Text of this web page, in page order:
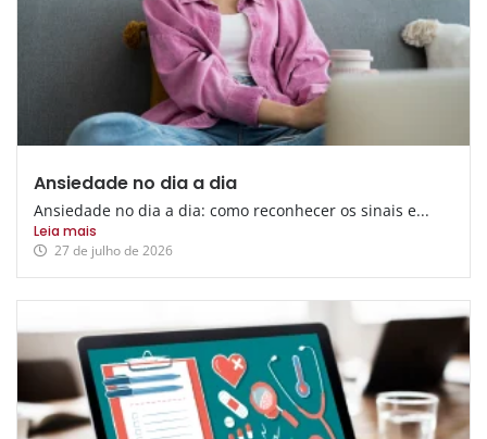
Ansiedade no dia a dia
Ansiedade no dia a dia: como reconhecer os sinais e...
Leia mais
27 de julho de 2026